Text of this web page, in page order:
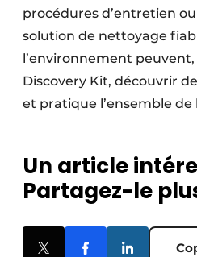
procédures d’entretien
solution de nettoyage
l’environnement
Discovery Kit, découvrir
et pratique l’ensemble de
Un article
Partagez-le